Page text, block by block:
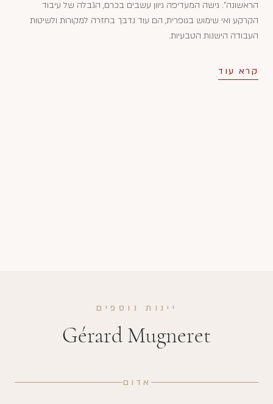
הראשונה". גישה המעדיפה גיוון עשבים בכרם, הגבלה של עיבוד
הקרקע ואי שימוש בגופרית, הם עוד נדבך בחזרה למקורות ולשיטות
העבודה הישנות הטבעיות.
קרא עוד
יינות נוספים
Gérard Mugneret
אדום